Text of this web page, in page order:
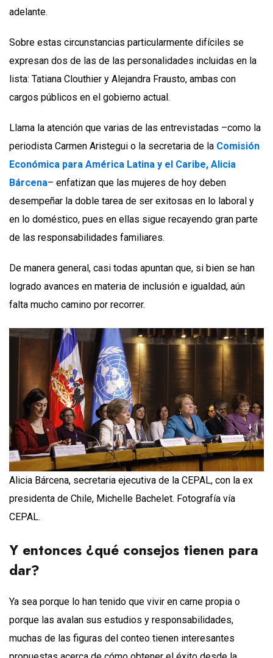
adelante.
Sobre estas circunstancias particularmente difíciles se
expresan dos de las de las personalidades incluidas en la
lista: Tatiana Clouthier y Alejandra Frausto, ambas con
cargos públicos en el gobierno actual.
Llama la atención que varias de las entrevistadas –como la
periodista Carmen Aristegui o la secretaria de la Comisión
Económica para América Latina y el Caribe, Alicia
Bárcena– enfatizan que las mujeres de hoy deben
desempeñar la doble tarea de ser exitosas en lo laboral y
en lo doméstico, pues en ellas sigue recayendo gran parte
de las responsabilidades familiares.
De manera general, casi todas apuntan que, si bien se han
logrado avances en materia de inclusión e igualdad, aún
falta mucho camino por recorrer.
Alicia Bárcena, secretaria ejecutiva de la CEPAL, con la ex
presidenta de Chile, Michelle Bachelet. Fotografía vía
CEPAL.
Y entonces ¿qué consejos tienen para
dar?
Ya sea porque lo han tenido que vivir en carne propia o
porque las avalan sus estudios y responsabilidades,
muchas de las figuras del conteo tienen interesantes